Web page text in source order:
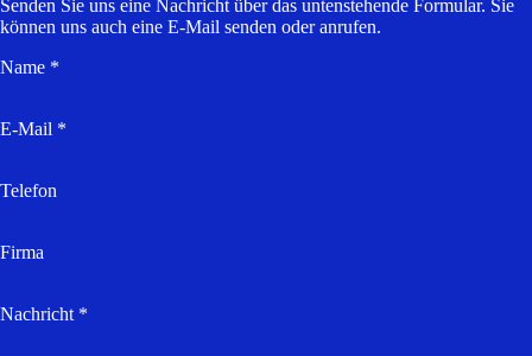
Senden Sie uns eine Nachricht über das untenstehende Formular. Sie
können uns auch eine E-Mail senden oder anrufen.
Name *
E-Mail *
Telefon
Firma
Nachricht *